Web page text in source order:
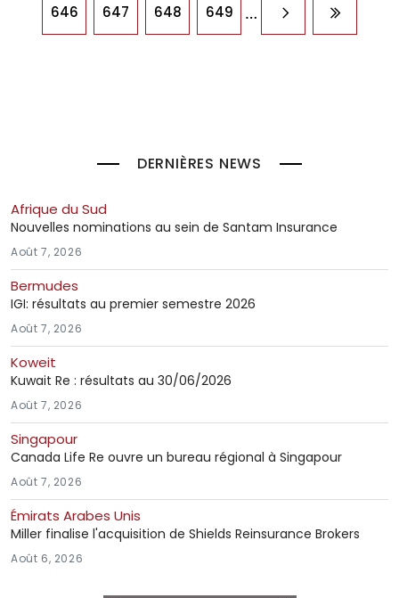
646 647 648 649 … Page suivante
Dernière
DERNIÈRES NEWS
Afrique du Sud
Nouvelles nominations au sein de Santam Insurance
Août 7, 2026
Bermudes
IGI: résultats au premier semestre 2026
Août 7, 2026
Koweit
Kuwait Re : résultats au 30/06/2026
Août 7, 2026
Singapour
Canada Life Re ouvre un bureau régional à Singapour
Août 7, 2026
Émirats Arabes Unis
Miller finalise l'acquisition de Shields Reinsurance Brokers
Août 6, 2026